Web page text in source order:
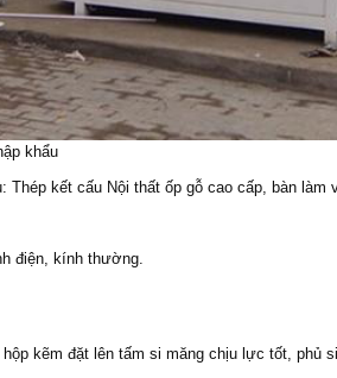
khẩu
Thép kết cấu Nội thất ốp gỗ cao cấp, bàn làm
điện, kính thường.
kẽm đặt lên tấm si măng chịu lực tốt, phủ